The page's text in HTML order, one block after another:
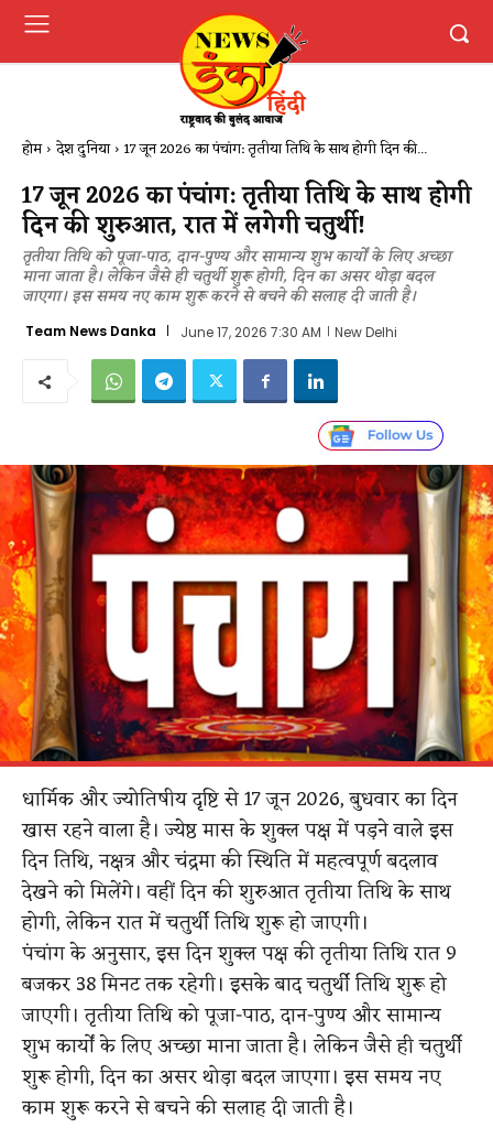
होम देश दुनिया 17 जून 2026 का पंचांग: तृतीया तिथि के साथ होगी दिन की...
17 जून 2026 का पंचांग: तृतीया तिथि के साथ होगी
दिन की शुरुआत, रात में लगेगी चतुर्थी​!
तृतीया तिथि को पूजा-पाठ, दान-पुण्य और सामान्य शुभ कार्यों के लिए अच्छा
माना जाता है। लेकिन जैसे ही चतुर्थी शुरू होगी, दिन का असर थोड़ा बदल
जाएगा। इस समय नए काम शुरू करने से बचने की सलाह दी जाती है।
Team News Danka June 17, 2026 7:30 AM New Delhi
धार्मिक और ज्योतिषीय दृष्टि से 17 जून 2026, बुधवार का दिन
खास रहने वाला है। ज्येष्ठ मास के शुक्ल पक्ष में पड़ने वाले इस
दिन तिथि, नक्षत्र और चंद्रमा की स्थिति में महत्वपूर्ण बदलाव
देखने को मिलेंगे। वहीं दिन की शुरुआत तृतीया तिथि के साथ
होगी, लेकिन रात में चतुर्थी तिथि शुरू हो जाएगी।
पंचांग के अनुसार, इस दिन शुक्ल पक्ष की तृतीया तिथि रात 9
बजकर 38 मिनट तक रहेगी। इसके बाद चतुर्थी तिथि शुरू हो
जाएगी।तृतीया तिथि को पूजा-पाठ, दान-पुण्य और सामान्य
शुभ कार्यों के लिए अच्छा माना जाता है। लेकिन जैसे ही चतुर्थी
शुरू होगी, दिन का असर थोड़ा बदल जाएगा। इस समय नए
काम शुरू करने से बचने की सलाह दी जाती है।